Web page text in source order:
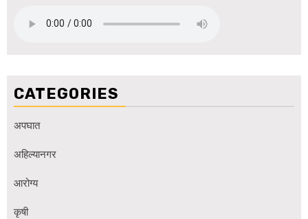
CATEGORIES
अपघात
अहिल्यानगर
आरोग्य
कृषी